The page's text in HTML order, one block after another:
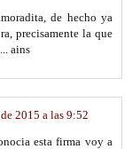
de hecho ya
precisamente la que
ains
2015 a las 9:52
esta firma voy a